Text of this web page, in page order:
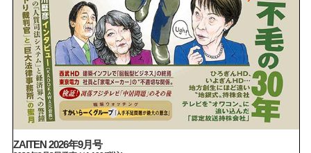
ZAITEN 2026年9月号